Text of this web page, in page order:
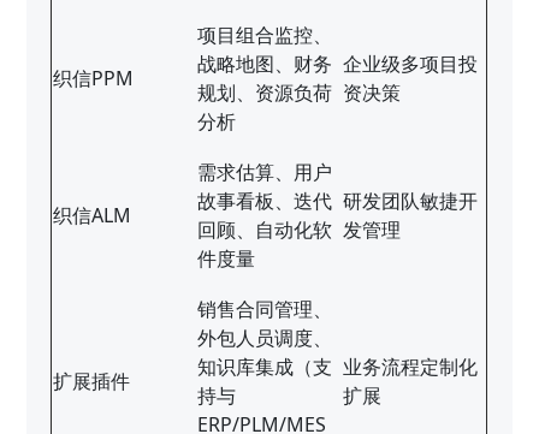
织信PPM
项目组合监控、
战略地图、财务
规划、资源负荷
分析
企业级多项目投
资决策
织信ALM
需求估算、用户
故事看板、迭代
回顾、自动化软
件度量
研发团队敏捷开
发管理
扩展插件
销售合同管理、
外包人员调度、
知识库集成（支
持与
ERP/PLM/MES
业务流程定制化
扩展